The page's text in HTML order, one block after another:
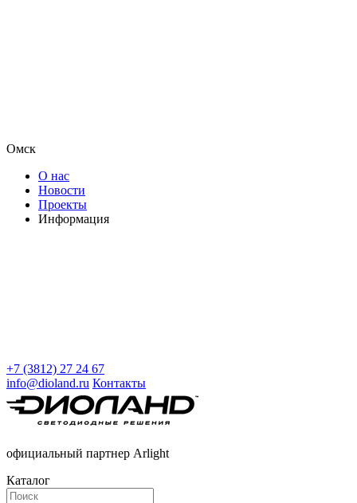
Омск
О нас
Новости
Проекты
Информация
+7 (3812) 27 24 67
info@dioland.ru Контакты
официальный партнер Arlight
Каталог